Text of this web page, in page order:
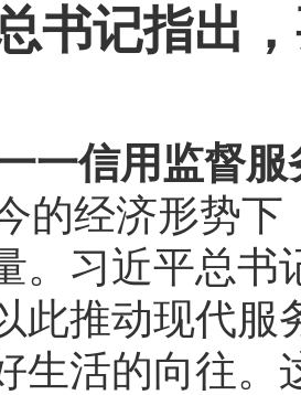
书记指出
一信用监督
经济形势下
。习近平总书
此推动现代服
生活的向往